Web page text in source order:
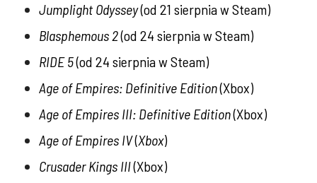
Jumplight Odyssey(od 21 sierpnia wSteam)
Blasphemous 2(od 24 sierpnia wSteam)
RIDE 5(od 24 sierpnia wSteam)
Age of Empires: Definitive Edition(Xbox)
Age of Empires III: Definitive Edition(Xbox)
Age of Empires IV(Xbox)
Crusader Kings III(Xbox)